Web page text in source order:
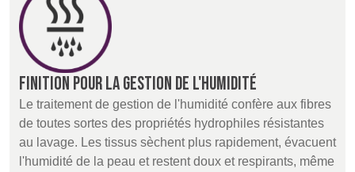
Finition pour la gestion de l'humidité
Le traitement de gestion de l'humidité confère aux fibres
de toutes sortes des propriétés hydrophiles résistantes
au lavage. Les tissus sèchent plus rapidement, évacuent
l'humidité de la peau et restent doux et respirants, même